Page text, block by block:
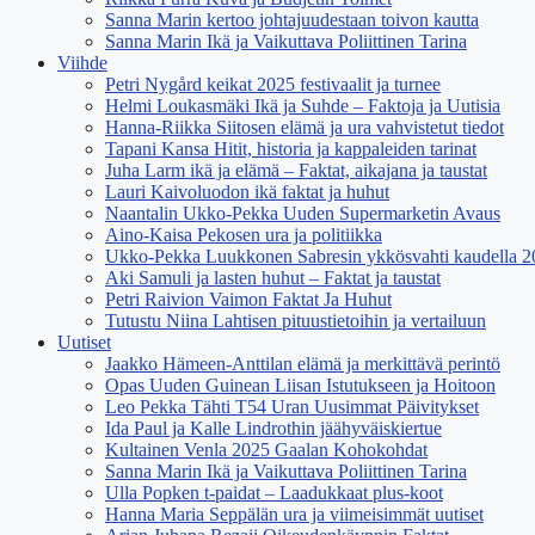
Sanna Marin kertoo johtajuudestaan toivon kautta
Sanna Marin Ikä ja Vaikuttava Poliittinen Tarina
Viihde
Petri Nygård keikat 2025 festivaalit ja turnee
Helmi Loukasmäki Ikä ja Suhde – Faktoja ja Uutisia
Hanna-Riikka Siitosen elämä ja ura vahvistetut tiedot
Tapani Kansa Hitit, historia ja kappaleiden tarinat
Juha Larm ikä ja elämä – Faktat, aikajana ja taustat
Lauri Kaivoluodon ikä faktat ja huhut
Naantalin Ukko-Pekka Uuden Supermarketin Avaus
Aino-Kaisa Pekosen ura ja politiikka
Ukko-Pekka Luukkonen Sabresin ykkösvahti kaudella
Aki Samuli ja lasten huhut – Faktat ja taustat
Petri Raivion Vaimon Faktat Ja Huhut
Tutustu Niina Lahtisen pituustietoihin ja vertailuun
Uutiset
Jaakko Hämeen-Anttilan elämä ja merkittävä perintö
Opas Uuden Guinean Liisan Istutukseen ja Hoitoon
Leo Pekka Tähti T54 Uran Uusimmat Päivitykset
Ida Paul ja Kalle Lindrothin jäähyväiskiertue
Kultainen Venla 2025 Gaalan Kohokohdat
Sanna Marin Ikä ja Vaikuttava Poliittinen Tarina
Ulla Popken t-paidat – Laadukkaat plus-koot
Hanna Maria Seppälän ura ja viimeisimmät uutiset